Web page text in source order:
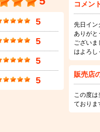
5
5
5
5
コメン
先日イン
ありがと
ございま
はよろし
販売店
この度は
ておりま